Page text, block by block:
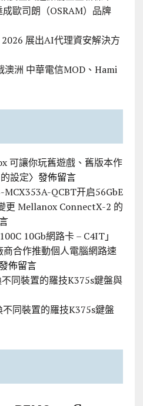
歐司朗（OSRAM）品牌
展出AI代理資安解決方
澳洲 中華電信MOD、Hami
可讓你玩舊遊戲、舊版本作
設定〉發佈留言
QCBT开启56GbE
更 Mellanox ConnectX-2 的
10Gb網路卡 – C4IT」
合作推動個人電腦網路速
佈留言
同裝置的羅技K375s鍵盤與
同裝置的羅技K375s鍵盤